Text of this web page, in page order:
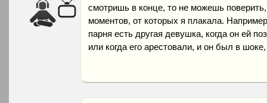
смотришь в конце, то не можешь
моментов, от которых я плакала.
парня есть другая девушка, когда он ей
или когда его арестовали, и он был в